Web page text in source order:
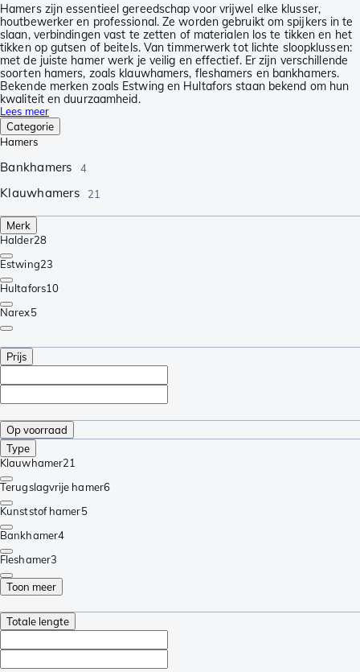
Hamers zijn essentieel gereedschap voor vrijwel elke klusser,
houtbewerker en professional. Ze worden gebruikt om spijkers in te
slaan, verbindingen vast te zetten of materialen los te tikken en het
tikken op gutsen of beitels. Van timmerwerk tot lichte sloopklussen:
met de juiste hamer werk je veilig en effectief. Er zijn verschillende
soorten hamers, zoals klauwhamers, fleshamers en bankhamers.
Bekende merken zoals Estwing en Hultafors staan bekend om hun
kwaliteit en duurzaamheid.
Lees meer
Categorie
Hamers
Bankhamers 4
Klauwhamers 21
Merk
Halder28
Estwing23
Hultafors10
Narex5
Prijs
Op voorraad
Type
Klauwhamer21
Terugslagvrije hamer6
Kunststof hamer5
Bankhamer4
Fleshamer3
Toon meer
Totale lengte